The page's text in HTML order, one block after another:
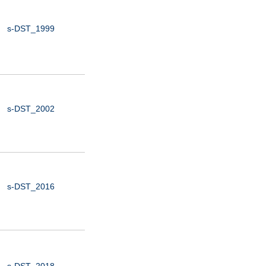
s-DST_1999
s-DST_2002
s-DST_2016